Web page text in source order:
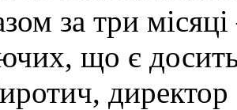
за три
що є